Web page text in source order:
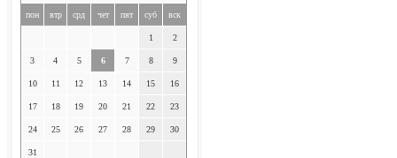
пон втр срд чет пят суб вск
1 2
3 4 5 6 7 8 9
10 11 12 13 14 15 16
17 18 19 20 21 22 23
24 25 26 27 28 29 30
31